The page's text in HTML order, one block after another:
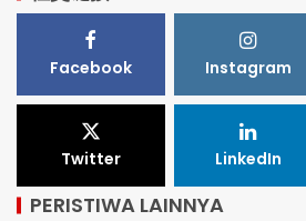
Facebook Instagram
Twitter LinkedIn
PERISTIWA LAINNYA